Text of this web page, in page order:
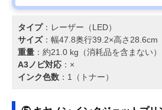
タイプ：レーザー（LED）
サイズ：幅47.8奥行39.2×高さ28.6cm
重量 ：約21.0 kg（消耗品を含まない）
A3ノビ対応 ：×
インク色数 ：1（トナー）